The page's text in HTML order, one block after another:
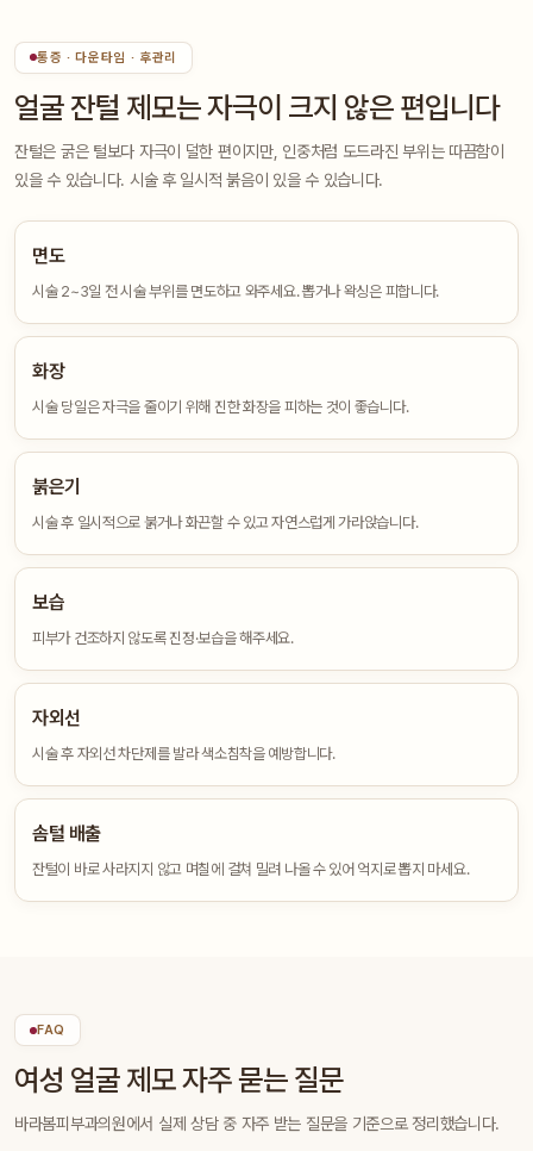
통증 · 다운타임 · 후관리
얼굴 잔털 제모는 자극이 크지 않은 편입니다
잔털은 굵은 털보다 자극이 덜한 편이지만, 인중처럼 도드라진 부위는 따끔함이
있을 수 있습니다. 시술 후 일시적 붉음이 있을 수 있습니다.
면도
시술 2~3일 전 시술 부위를 면도하고 와주세요. 뽑거나 왁싱은 피합니다.
화장
시술 당일은 자극을 줄이기 위해 진한 화장을 피하는 것이 좋습니다.
붉은기
시술 후 일시적으로 붉거나 화끈할 수 있고 자연스럽게 가라앉습니다.
보습
피부가 건조하지 않도록 진정·보습을 해주세요.
자외선
시술 후 자외선 차단제를 발라 색소침착을 예방합니다.
솜털 배출
잔털이 바로 사라지지 않고 며칠에 걸쳐 밀려 나올 수 있어 억지로 뽑지 마세요.
FAQ
여성 얼굴 제모 자주 묻는 질문
바라봄피부과의원에서 실제 상담 중 자주 받는 질문을 기준으로 정리했습니다.